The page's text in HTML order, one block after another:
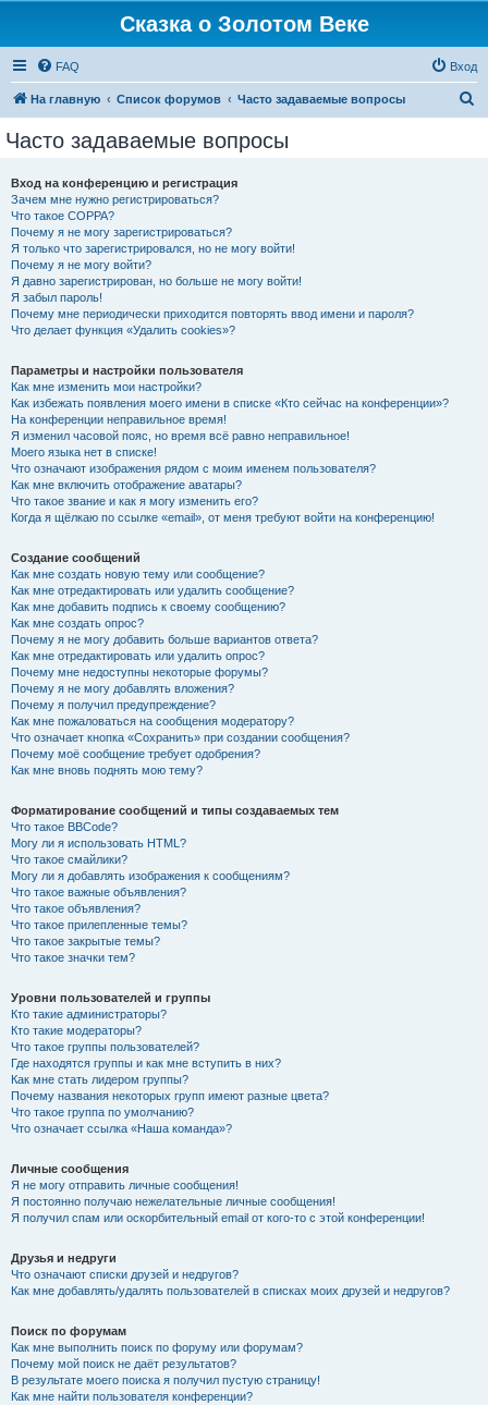
Сказка о Золотом Веке
FAQ Вход
На главную Список форумов Часто задаваемые вопросы
Часто задаваемые вопросы
Вход на конференцию и регистрация
Зачем мне нужно регистрироваться?
Что такое COPPA?
Почему я не могу зарегистрироваться?
Я только что зарегистрировался, но не могу войти!
Почему я не могу войти?
Я давно зарегистрирован, но больше не могу войти!
Я забыл пароль!
Почему мне периодически приходится повторять ввод имени и пароля?
Что делает функция «Удалить cookies»?
Параметры и настройки пользователя
Как мне изменить мои настройки?
Как избежать появления моего имени в списке «Кто сейчас на конференции»?
На конференции неправильное время!
Я изменил часовой пояс, но время всё равно неправильное!
Моего языка нет в списке!
Что означают изображения рядом с моим именем пользователя?
Как мне включить отображение аватары?
Что такое звание и как я могу изменить его?
Когда я щёлкаю по ссылке «email», от меня требуют войти на конференцию!
Создание сообщений
Как мне создать новую тему или сообщение?
Как мне отредактировать или удалить сообщение?
Как мне добавить подпись к своему сообщению?
Как мне создать опрос?
Почему я не могу добавить больше вариантов ответа?
Как мне отредактировать или удалить опрос?
Почему мне недоступны некоторые форумы?
Почему я не могу добавлять вложения?
Почему я получил предупреждение?
Как мне пожаловаться на сообщения модератору?
Что означает кнопка «Сохранить» при создании сообщения?
Почему моё сообщение требует одобрения?
Как мне вновь поднять мою тему?
Форматирование сообщений и типы создаваемых тем
Что такое BBCode?
Могу ли я использовать HTML?
Что такое смайлики?
Могу ли я добавлять изображения к сообщениям?
Что такое важные объявления?
Что такое объявления?
Что такое прилепленные темы?
Что такое закрытые темы?
Что такое значки тем?
Уровни пользователей и группы
Кто такие администраторы?
Кто такие модераторы?
Что такое группы пользователей?
Где находятся группы и как мне вступить в них?
Как мне стать лидером группы?
Почему названия некоторых групп имеют разные цвета?
Что такое группа по умолчанию?
Что означает ссылка «Наша команда»?
Личные сообщения
Я не могу отправить личные сообщения!
Я постоянно получаю нежелательные личные сообщения!
Я получил спам или оскорбительный email от кого-то с этой конференции!
Друзья и недруги
Что означают списки друзей и недругов?
Как мне добавлять/удалять пользователей в списках моих друзей и недругов?
Поиск по форумам
Как мне выполнить поиск по форуму или форумам?
Почему мой поиск не даёт результатов?
В результате моего поиска я получил пустую страницу!
Как мне найти пользователя конференции?